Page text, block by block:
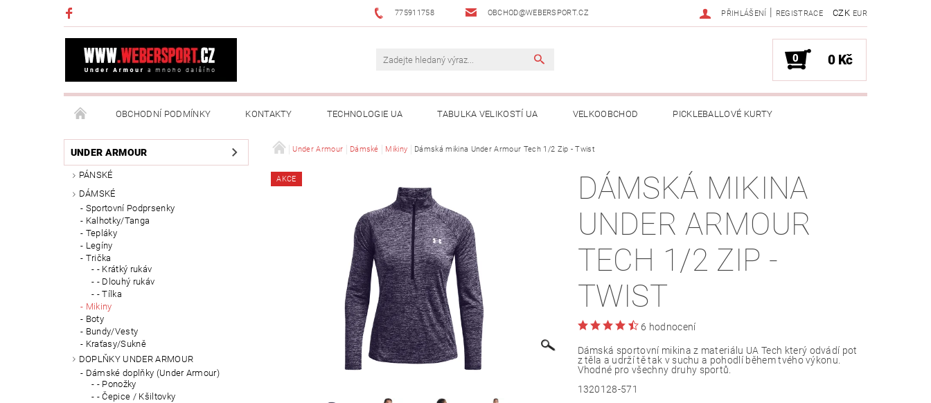
775911758 OBCHOD@WEBERSPORT.CZ CZK EUR
PŘIHLÁŠENÍ | REGISTRACE
0 0 Kč
OBCHODNÍ PODMÍNKY KONTAKTY TECHNOLOGIE UA TABULKA VELIKOSTÍ UA VELKOOBCHOD PICKLEBALLOVÉ KURTY
NAPIŠTE NÁM MOJE OBJEDNÁVKA
UNDER ARMOUR
PÁNSKÉ
DÁMSKÉ
Sportovní Podprsenky
Kalhotky/Tanga
Tepláky
Legíny
Trička
- Krátký rukáv
- Dlouhý rukáv
- Tílka
Mikiny
Boty
Bundy/Vesty
Kraťasy/Sukně
DOPLŇKY UNDER ARMOUR
Dámské doplňky (Under Armour)
- Ponožky
- Čepice / Kšiltovky
Under Armour Dámské Mikiny Dámská mikina Under Armour Tech 1/2 Zip - Twist
AKCE
DÁMSKÁ MIKINA
UNDER ARMOUR
TECH 1/2 ZIP -
TWIST
6 hodnocení
Dámská sportovní mikina z materiálu UA Tech který odvádí pot
z těla a udrží tě tak v suchu a pohodlí během tvého výkonu.
Vhodné pro všechny druhy sportů.
1320128-571